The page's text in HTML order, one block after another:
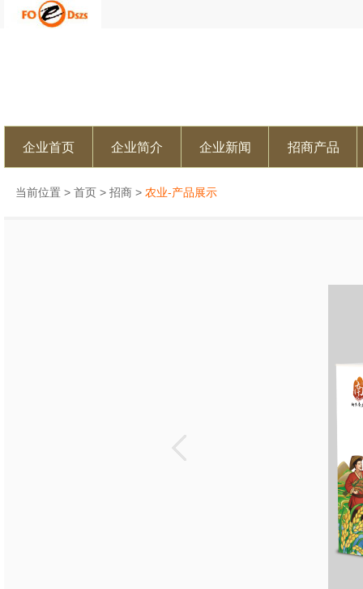
企业首页 企业简介 企业新闻 招商产品
当前位置 > 首页 > 招商 > 农业-产品展示